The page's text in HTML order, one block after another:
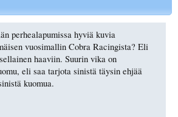
perhealapumissa hyviä kuvia
vuosimallin Cobra Racingista? Eli
haaviin. Suurin vika on
eli saa tarjota sinistä täysin ehjää
kuomua.